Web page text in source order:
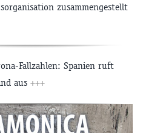
zusammengestellt
Fallzahlen: Spanien ruft
aus +++